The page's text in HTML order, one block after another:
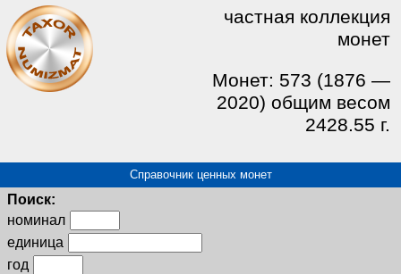
частная коллекция
монет
Монет: 573 (1876 —
2020) общим весом
2428.55 г.
Справочник ценных монет
Поиск:
номинал
единица
год